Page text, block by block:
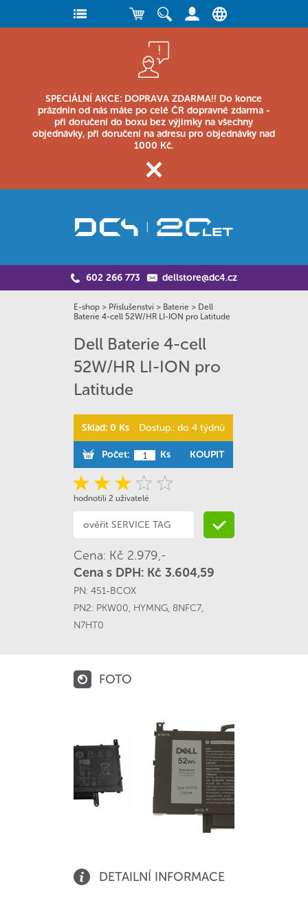
SPECIÁLNÍ AKCE: DOPRAVA ZDARMA!! Do konce
prázdnin od nás máte po celé ČR dopravné zdarma -
při doručení do boxu bez výjimky na všechny
objednávky, při doručení na adresu pro objednávky nad
1000 Kč.
602 266 773 dellstore@dc4.cz
E-shop > Příslušenství > Baterie > Dell
Baterie 4-cell 52W/HR LI-ION pro Latitude
Dell Baterie 4-cell
52W/HR LI-ION pro
Latitude
Sklad: 0 Ks Dostup.: do 4 týdnů
Počet: Ks KOUPIT
hodnotili 2 uživatelé
Cena: Kč 2.979,-
Cena s DPH: Kč 3.604,59
PN: 451-BCOX
PN2: PKW00, HYMNG, 8NFC7,
N7HT0
FOTO
DETAILNÍ INFORMACE